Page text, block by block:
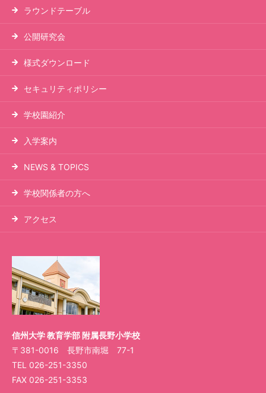
ラウンドテーブル
公開研究会
様式ダウンロード
セキュリティポリシー
学校園紹介
入学案内
NEWS & TOPICS
学校関係者の方へ
アクセス
信州大学 教育学部 附属長野小学校
〒381-0016 長野市南堀 77-1
TEL 026-251-3350
FAX 026-251-3353